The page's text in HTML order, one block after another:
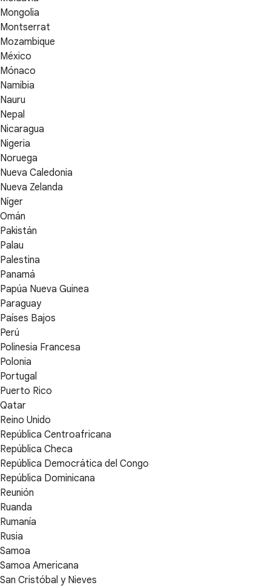
Mongolia
Montserrat
Mozambique
México
Mónaco
Namibia
Nauru
Nepal
Nicaragua
Nigeria
Noruega
Nueva Caledonia
Nueva Zelanda
Níger
Omán
Pakistán
Palau
Palestina
Panamá
Papúa Nueva Guinea
Paraguay
Países Bajos
Perú
Polinesia Francesa
Polonia
Portugal
Puerto Rico
Qatar
Reino Unido
República Centroafricana
República Checa
República Democrática del Congo
República Dominicana
Reunión
Ruanda
Rumanía
Rusia
Samoa
Samoa Americana
San Cristóbal y Nieves